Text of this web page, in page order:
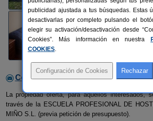
Contactar con el alojamiento
La propiedad oferta, para aquellos interesados,
través de la ESCUELA PROFESIONAL DE
MIÑO S.L. (previa petición de presupuesto).
publicidad ajustada a tus búsquedas. Estas
desactivarlas por completo pulsando el
elegir su activación/desactivación desde
Cookies”. Más información en nuestra
COOKIES.